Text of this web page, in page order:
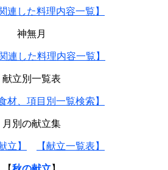
連した料理内容一覧】
神無月
連した料理内容一覧】
献立別一覧表
材、項目別一覧検索】
月別の献立集
立】 【献立一覧表】